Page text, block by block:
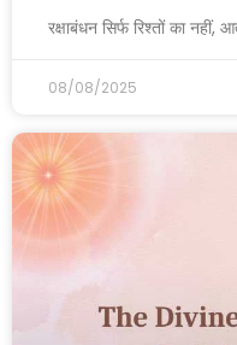
रक्षाबंधन सिर्फ रिश्तों का नहीं,
08/08/2025